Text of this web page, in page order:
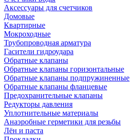
Аксессуары для счетчиков
Домовые
Квартирные
Мокроходные
Трубопроводная арматура
Гасители гидроудара
Обратные клапаны
Обратные клапаны горизонтальные
Обратные клапаны подпружиненные
Обратные клапаны фланцевые
Предохранительные клапаны
Редукторы давления
Уплотнительные материалы
Анаэробные герметики для резьбы
Лён и паста